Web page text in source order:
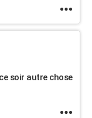
soir autre chose